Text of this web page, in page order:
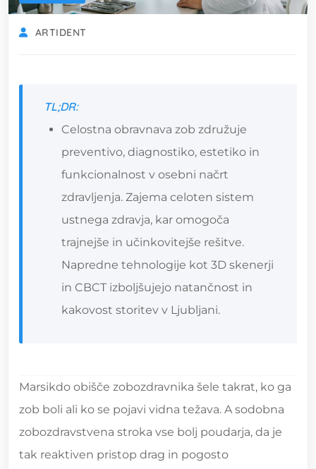
ARTIDENT
TL;DR:
Celostna obravnava zob združuje
preventivo, diagnostiko, estetiko in
funkcionalnost v osebni načrt
zdravljenja. Zajema celoten sistem
ustnega zdravja, kar omogoča
trajnejše in učinkovitejše rešitve.
Napredne tehnologije kot 3D skenerji
in CBCT izboljšujejo natančnost in
kakovost storitev v Ljubljani.
Marsikdo obišče zobozdravnika šele takrat, ko ga
zob boli ali ko se pojavi vidna težava. A sodobna
zobozdravstvena stroka vse bolj poudarja, da je
tak reaktiven pristop drag in pogosto